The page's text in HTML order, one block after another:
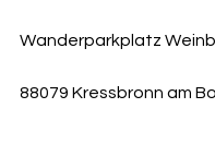
Wanderparkplatz
88079 Kressbronn am